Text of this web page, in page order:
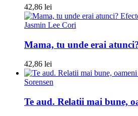
42,86 lei
Jasmin Lee Cori
Mama, tu unde erai
42,86 lei
Sorensen
Te aud. Relatii mai bune,